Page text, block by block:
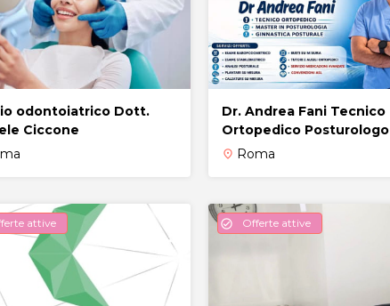
odontoiatrico Dott.
Ciccone
Dr. Andrea Fani Tecnico
Ortopedico Posturologo
place Roma
attive check_circle Offerte attive